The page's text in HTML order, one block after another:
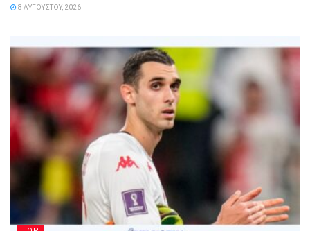
8 ΑΥΓΟΎΣΤΟΥ, 2026